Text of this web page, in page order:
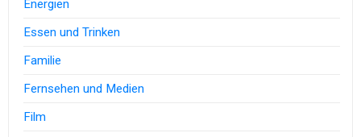
Energien
Essen und Trinken
Familie
Fernsehen und Medien
Film